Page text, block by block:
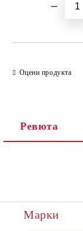
Оцени продукта
Ревюта
Марки